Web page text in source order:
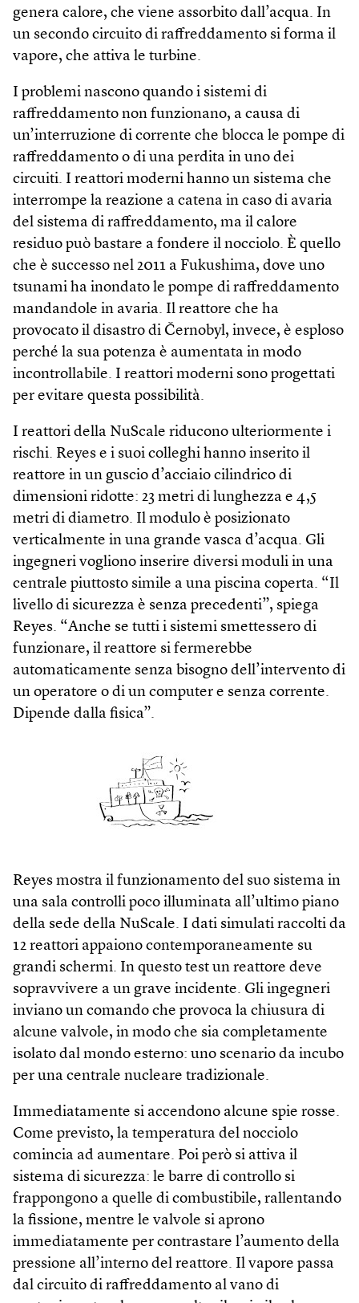
genera calore, che viene assorbito dall’acqua. In
un secondo circuito di raffreddamento si forma il
vapore, che attiva le turbine.
I problemi nascono quando i sistemi di
raffreddamento non funzionano, a causa di
un’interruzione di corrente che blocca le pompe di
raffreddamento o di una perdita in uno dei
circuiti. I reattori moderni hanno un sistema che
interrompe la reazione a catena in caso di avaria
del sistema di raffreddamento, ma il calore
residuo può bastare a fondere il nocciolo. È quello
che è successo nel 2011 a Fukushima, dove uno
tsunami ha inondato le pompe di raffreddamento
mandandole in avaria. Il reattore che ha
provocato il disastro di Černobyl, invece, è esploso
perché la sua potenza è aumentata in modo
incontrollabile. I reattori moderni sono progettati
per evitare questa possibilità.
I reattori della NuScale riducono ulteriormente i
rischi. Reyes e i suoi colleghi hanno inserito il
reattore in un guscio d’acciaio cilindrico di
dimensioni ridotte: 23 metri di lunghezza e 4,5
metri di diametro. Il modulo è posizionato
verticalmente in una grande vasca d’acqua. Gli
ingegneri vogliono inserire diversi moduli in una
centrale piuttosto simile a una piscina coperta. “Il
livello di sicurezza è senza precedenti”, spiega
Reyes. “Anche se tutti i sistemi smettessero di
funzionare, il reattore si fermerebbe
automaticamente senza bisogno dell’intervento di
un operatore o di un computer e senza corrente.
Dipende dalla fisica”.
Reyes mostra il funzionamento del suo sistema in
una sala controlli poco illuminata all’ultimo piano
della sede della NuScale. I dati simulati raccolti da
12 reattori appaiono contemporaneamente su
grandi schermi. In questo test un reattore deve
sopravvivere a un grave incidente. Gli ingegneri
inviano un comando che provoca la chiusura di
alcune valvole, in modo che sia completamente
isolato dal mondo esterno: uno scenario da incubo
per una centrale nucleare tradizionale.
Immediatamente si accendono alcune spie rosse.
Come previsto, la temperatura del nocciolo
comincia ad aumentare. Poi però si attiva il
sistema di sicurezza: le barre di controllo si
frappongono a quelle di combustibile, rallentando
la fissione, mentre le valvole si aprono
immediatamente per contrastare l’aumento della
pressione all’interno del reattore. Il vapore passa
dal circuito di raffreddamento al vano di